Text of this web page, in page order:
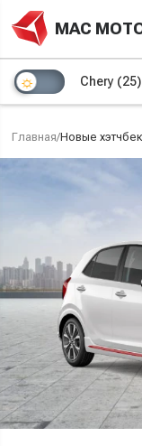
МАС
Chery (25)
Главная/Новые